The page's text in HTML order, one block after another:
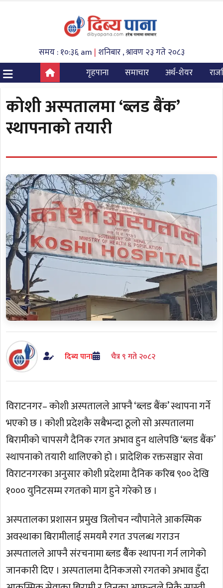
समय : १०:३६ am | शनिबार , श्रावण २३ गते २०८३
गृहपाना
समाचार अर्थ-शेयर
कोशी अस्पतालमा ‘ब्लड बैंक’
स्थापनाको तयारी
दिब्य पाना चैत्र ९ गते २०८२
विराटनगर– कोशी अस्पतालले आफ्नै ‘ब्लड बैंक’ स्थापना गर्ने
भएको छ । कोशी प्रदेशकै सबैभन्दा ठूलो सो अस्पतालमा
बिरामीको चापसगै दैनिक रगत अभाव हुन थालेपछि ‘ब्लड बैंक’
स्थापनाको तयारी थालिएको हो । प्रादेशिक रक्तसञ्चार सेवा
विराटनगरका अनुसार कोशी प्रदेशमा दैनिक करिब ९०० देखि
१००० युनिटसम्म रगतको माग हुने गरेको छ ।
अस्पतालका प्रशासन प्रमुख त्रिलोचन न्यौपानेले आकस्मिक
अवस्थाका बिरामीलाई समयमै रगत उपलब्ध गराउन
अस्पतालले आफ्नै संरचनामा ब्लड बैैंक स्थापना गर्न लागेको
जानकारी दिए । अस्पतालमा दैनिकजसो रगतको अभाव हुँदा